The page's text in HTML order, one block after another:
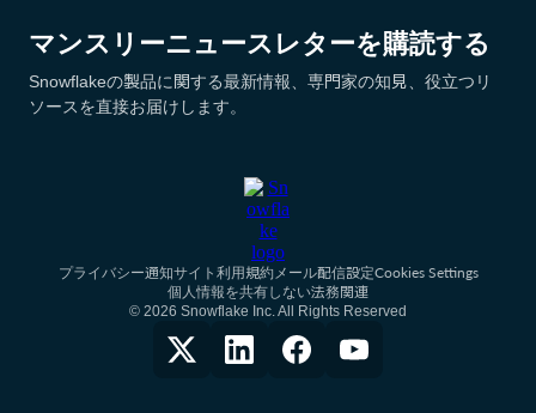
マンスリーニュースレターを購読する
Snowflakeの製品に関する最新情報、専門家の知見、役立つリ
ソースを直接お届けします。
プライバシー通知サイト利用規約メール配信設定Cookies Settings
個人情報を共有しない法務関連
© 2026 Snowflake Inc. All Rights Reserved